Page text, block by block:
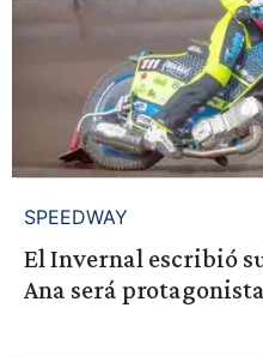
SPEEDWAY
El Invernal escribió
Ana será